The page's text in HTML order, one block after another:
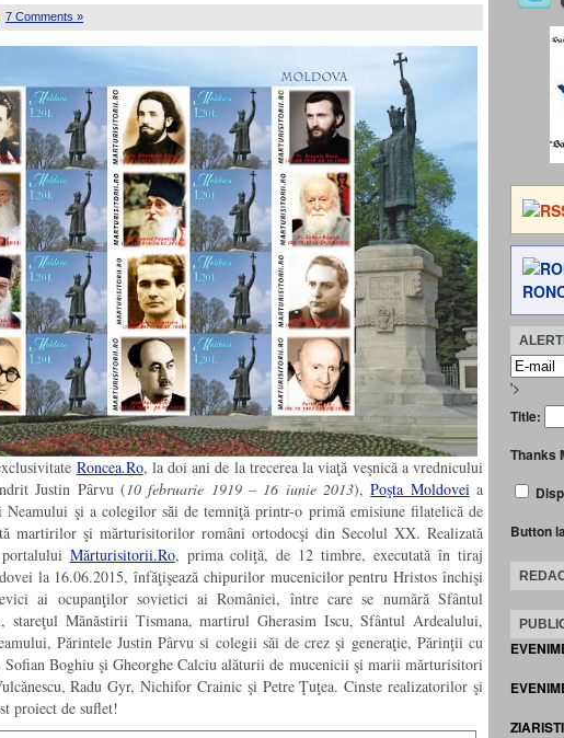
7 Comments »
Roncea.Ro, la doi ani de la trecerea la viaţă veşnică a vrednicului
Justin Pârvu (10 februarie 1919 – 16 iunie 2013),Poşta Moldovei a
şi a colegilor săi de temniţă printr-o primă emisiune filatelică de
martirilor şi mărturisitorilor români ortodocşi din Secolul XX. Realizată
Mărturisitorii.Ro, prima coliţă, de 12 timbre, executată în tiraj
la 16.06.2015, înfăţişează chipurilor mucenicilor pentru Hristos închişi
ai ocupanţilor sovietici ai României, între care se numără Sfântul
stareţul Mănăstirii Tismana, martirul Gherasim Iscu, Sfântul Ardealului,
Părintele Justin Pârvu si colegii săi de crez şi generaţie, Părinţii cu
Sofian Boghiu şi Gheorghe Calciu alăturii de mucenicii şi marii mărturisitori
Radu Gyr, Nichifor Crainic şi Petre Ţuţea. Cinste realizatorilor şi
proiect de suflet!
'>
Title:
Thanks
Button